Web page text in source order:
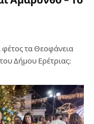
τα Θεοφάνεια
Δήμου Ερέτριας: